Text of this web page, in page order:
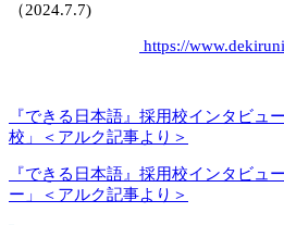
（2024.7.7)
https://
『できる日本語』採用校インタビ
校」＜アルク記事より＞
『できる日本語』採用校インタビュ
ー」＜アルク記事より＞